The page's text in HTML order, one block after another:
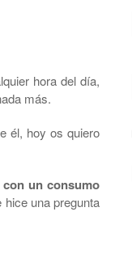
hora del día,
más.
él, hoy os quiero
con un consumo
una pregunta